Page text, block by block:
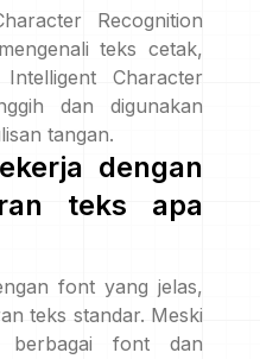
Recognition
teks cetak,
Character
dan digunakan
tangan.
dengan
teks apa
font yang jelas,
teks standar. Meski
berbagai font dan